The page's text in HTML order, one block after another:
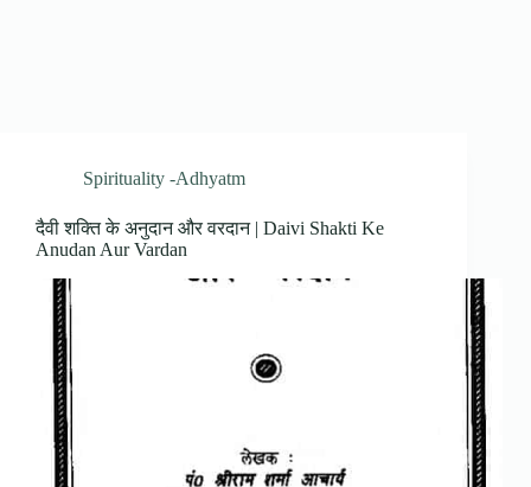
Spirituality -Adhyatm
दैवी शक्ति के अनुदान और वरदान | Daivi Shakti Ke
Anudan Aur Vardan